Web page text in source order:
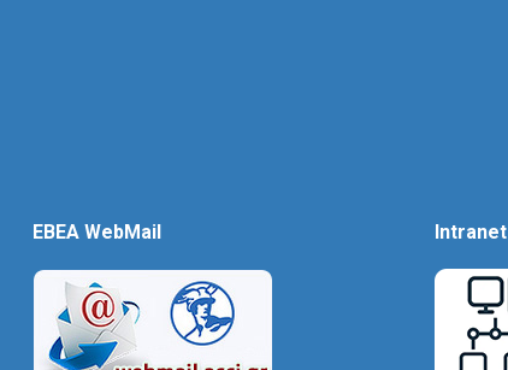
EBEA WebMail Intranet